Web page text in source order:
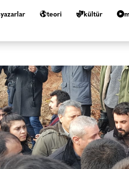
yazarlar teori kültür